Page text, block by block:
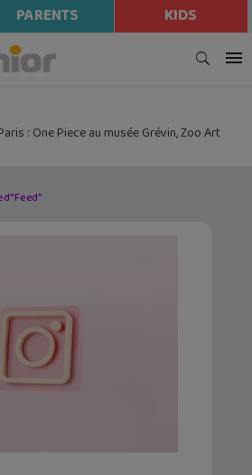
PARENTS KIDS
: One Piece au musée Grévin, Zoo Art
"Feed"